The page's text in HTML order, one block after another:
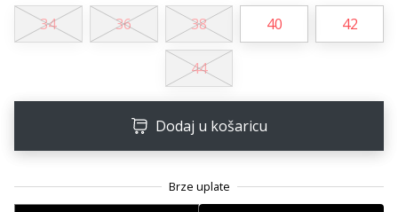
1 min. čitanja
Postani
brenda
odbojku
odbojku
34 36 38 40 42
44
Dodaj u košaricu